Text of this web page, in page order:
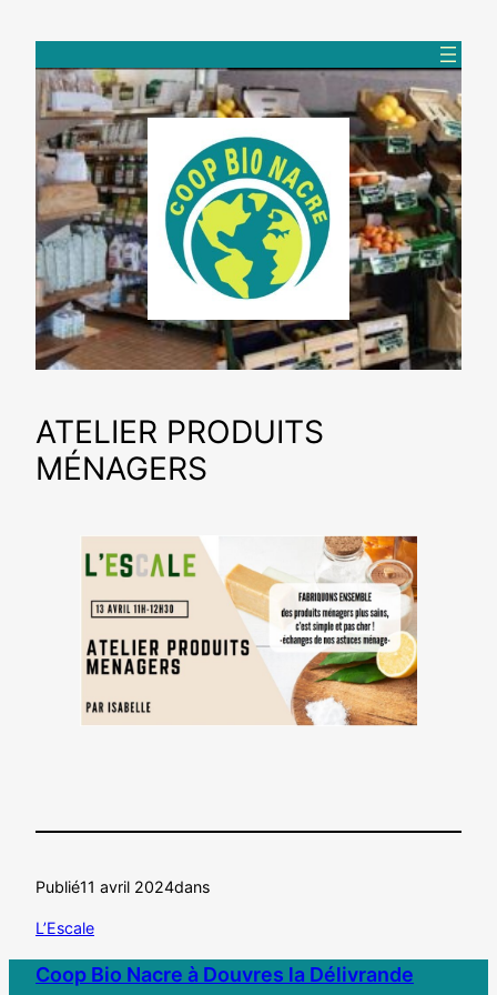
contenu
ATELIER PRODUITS
MÉNAGERS
Publié11 avril 2024dans
L’Escale
Coop Bio Nacre à Douvres la Délivrande